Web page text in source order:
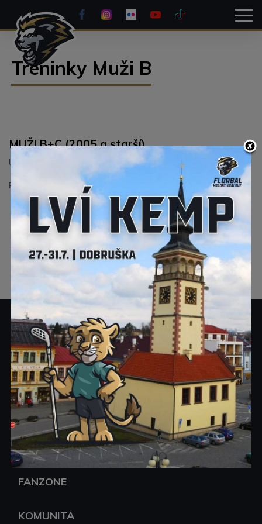
Tréninky Muži B
MUŽI B+C (2005 a starší)
Úterý 18:30 - 20:00, Předměřice
Pátek 19:30 - 21:00, Kukleny
KLUB
ELITNÍ TÝMY
MLÁDEŽ
OSTATNÍ TÝMY
FANZONE
KOMUNITA